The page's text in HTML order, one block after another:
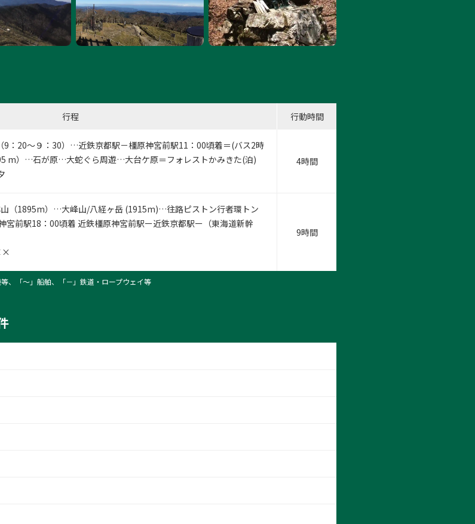
行程 行動時間
9：20～９：30）…近鉄京都駅－橿原神宮前駅11：00頃着＝(バス2時
m）…石が原…大蛇ぐら周遊…大台ケ原＝フォレストかみきた(泊)
4時間
（1895m）…大峰山/八経ヶ岳 (1915m)…往路ピストン行者環トン
宮前駅18：00頃着 近鉄橿原神宮前駅ー近鉄京都駅ー（東海道新幹
9時間
、「〜」船舶、「－」鉄道・ロープウェイ等